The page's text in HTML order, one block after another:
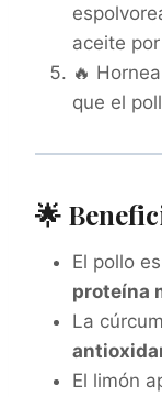
aceite
🔥
que el
🌟
El pollo
proteína
La
El limón